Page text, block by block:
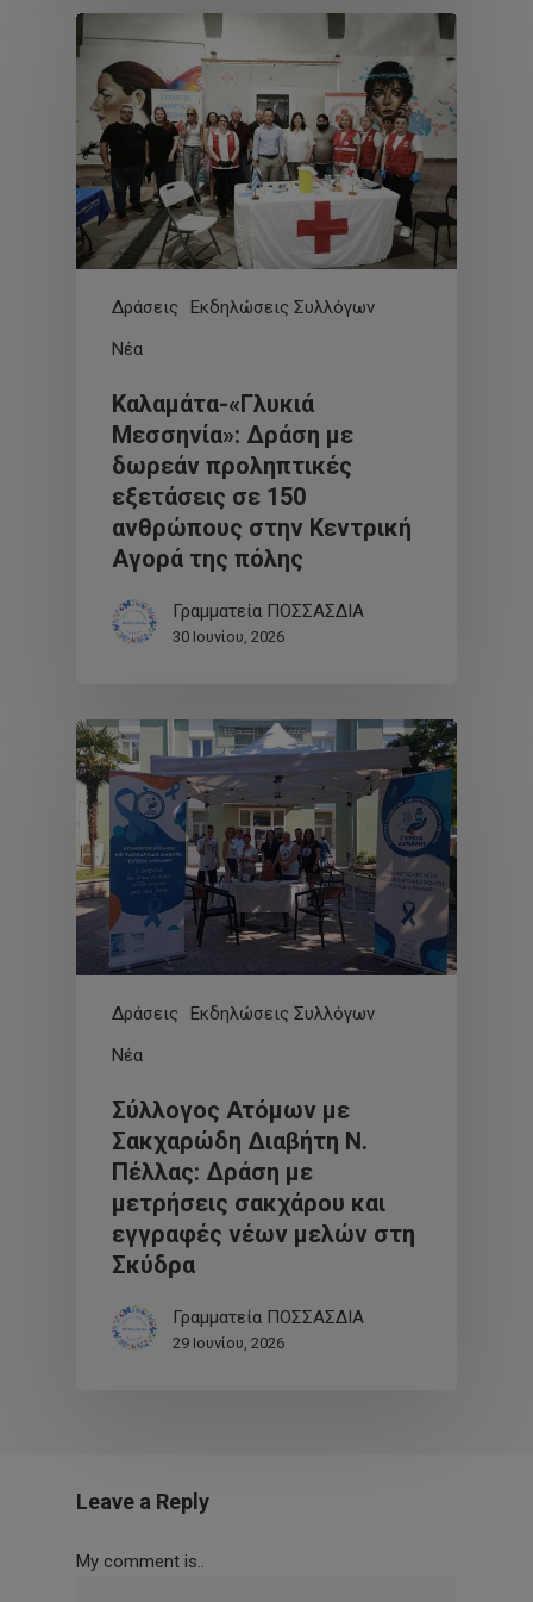
Δράσεις
Εκδηλώσεις Συλλόγων
Νέα
Καλαμάτα-«Γλυκιά
Μεσσηνία»: Δράση με
δωρεάν προληπτικές
εξετάσεις σε 150
ανθρώπους στην Κεντρική
Αγορά της πόλης
Γραμματεία ΠΟΣΣΑΣΔΙΑ
30 Ιουνίου, 2026
Δράσεις
Εκδηλώσεις Συλλόγων
Νέα
Σύλλογος Ατόμων με
Σακχαρώδη Διαβήτη Ν.
Πέλλας: Δράση με
μετρήσεις σακχάρου και
εγγραφές νέων μελών στη
Σκύδρα
Γραμματεία ΠΟΣΣΑΣΔΙΑ
29 Ιουνίου, 2026
Leave a Reply
My comment is..